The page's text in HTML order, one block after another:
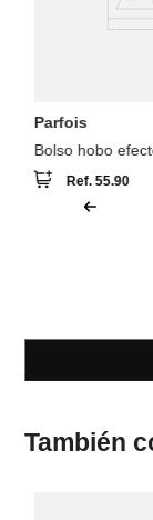
Parfois
Bolso hobo
bambú
Ref.55.90
También